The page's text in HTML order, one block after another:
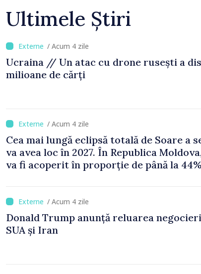
Ultimele Știri
/ Acum 4 zile
Ucraina // Un atac cu drone rusești a
milioane de cărți
/ Acum 4 zile
Cea mai lungă eclipsă totală de Soare a
va avea loc în 2027. În Republica
va fi acoperit în proporție de până la
/ Acum 4 zile
Donald Trump anunță reluarea
SUA și Iran